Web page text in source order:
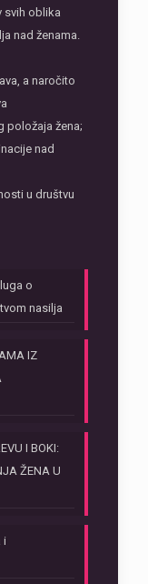
svih oblika
nad ženama.
a naročito
položaja žena;
nad
u društvu
o
nasilja
IZ
I BOKI:
ŽENA U
i